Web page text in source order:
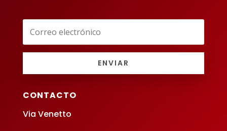
ENVIAR
CONTACTO
Via Venetto